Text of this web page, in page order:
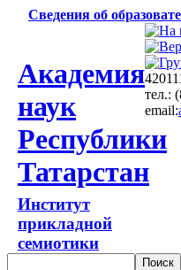
Сведения об
Академия
наук
Республики
Татарстан
Институт
прикладной
семиотики
тел.:
email: